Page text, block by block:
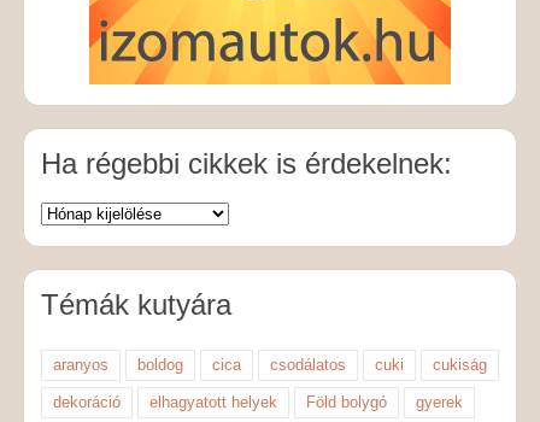
Ha régebbi cikkek is érdekelnek:
Témák kutyára
aranyos boldog cica csodálatos cuki cukiság
dekoráció elhagyatott helyek Föld bolygó gyerek